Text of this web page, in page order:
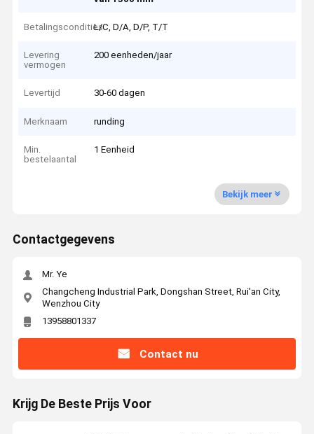
BetalingsconditiesL/C, D/A, D/P, T/T
Levering
vermogen
200 eenheden/jaar
Levertijd 30-60 dagen
Merknaam runding
Min.
bestelaantal
1 Eenheid
Bekijk meer
Contactgegevens
Mr. Ye
Changcheng Industrial Park, Dongshan Street, Rui'an City,
Wenzhou City
13958801337
Contact nu
Krijg De Beste Prijs Voor